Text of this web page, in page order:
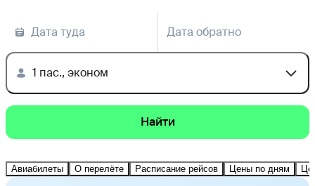
Дата туда Дата обратно
1 пас., эконом
Найти
Авиабилеты О перелёте Расписание рейсов Цены по дням